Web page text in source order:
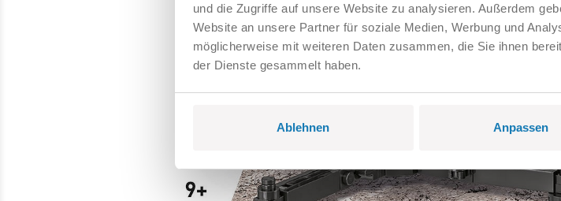
und die Zugriffe auf unsere Website zu analysieren. Außerdem
Website an unsere Partner für soziale Medien, Werbung und
möglicherweise mit weiteren Daten zusammen, die Sie ihnen
der Dienste gesammelt haben.
Ablehnen Anpassen